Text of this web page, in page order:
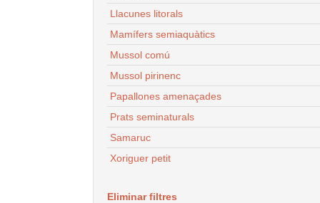
Llacunes litorals
Mamífers semiaquàtics
Mussol comú
Mussol pirinenc
Papallones amenaçades
Prats seminaturals
Samaruc
Xoriguer petit
Eliminar filtres